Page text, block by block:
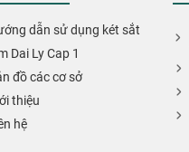
dẫn sử dụng két sắt
Dai Ly Cap 1
đồ các cơ sở
thiệu
hệ